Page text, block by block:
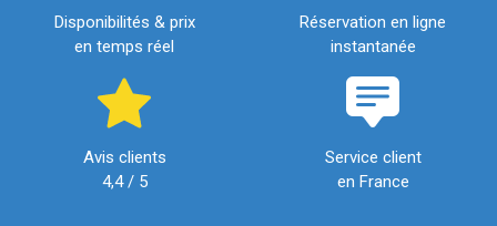
Disponibilités & prix
en temps réel
Réservation en ligne
instantanée
Avis clients
4,4 / 5
Service client
en France